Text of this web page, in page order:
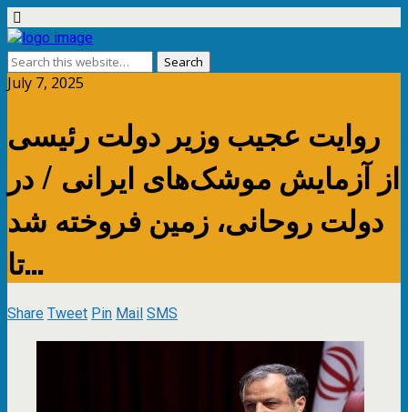
July 7, 2025
روایت عجیب وزیر دولت رئیسی
از آزمایش موشک‌های ایرانی / در
دولت روحانی، زمین فروخته شد
تا…
ShareTweetPinMailSMS